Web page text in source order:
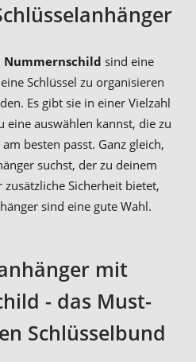
Nummernschild sind eine
Schlüssel zu organisieren
Es gibt sie in einer Vielzahl
eine auswählen kannst, die zu
besten passt. Ganz gleich,
suchst, der zu deinem
Sicherheit bietet,
sind eine gute Wahl.
mit
- das Must-
Schlüsselbund